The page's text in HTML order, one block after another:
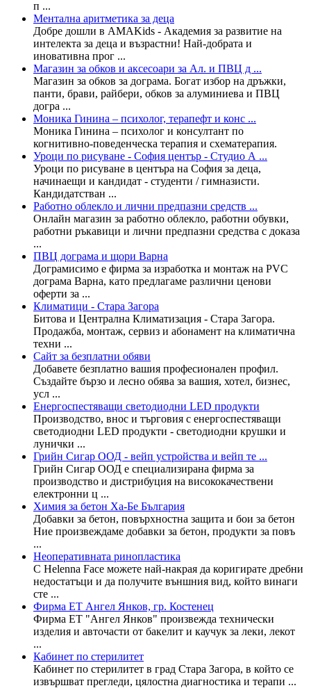
п ...
Mентална аритметика за деца
Добре дошли в AMAKids - Академия за развитие на
интелекта за деца и възрастни! Най-добрата и
иновативна прог ...
Магазин за обков и аксесоари за Ал. и ПВЦ д ...
Магазин за обков за дограма. Богат избор на дръжки,
панти, брави, райбери, обков за алуминиева и ПВЦ
догра ...
Моника Гинина – психолог, терапефт и конс ...
Моника Гинина – психолог и консултант по
когнитивно-поведенческа терапия и схематерапия.
Уроци по рисуване - София център - Студио А ...
Уроци по рисуване в центъра на София за деца,
начинаещи и кандидат - студенти / гимназисти.
Кандидатстван ...
Работно облекло и лични предпазни средств ...
Онлайн магазин за работно облекло, работни обувки,
работни ръкавици и лични предпазни средства с доказа
...
ПВЦ дограма и щори Варна
Дограмисимо е фирма за изработка и монтаж на PVC
дограма Варна, като предлагаме различни ценови
оферти за ...
Климатици - Стара Загора
Битова и Централна Климатизация - Стара Загора.
Продажба, монтаж, сервиз и абонамент на климатична
техни ...
Сайт за безплатни обяви
Добавете безплатно вашия професионален профил.
Създайте бързо и лесно обява за вашия, хотел, бизнес,
усл ...
Енергоспестяващи светодиодни LED продукти
Производство, внос и търговия с енергоспестяващи
светодиодни LED продукти - светодиодни крушки и
лунички ...
Грийн Сигар ООД - вейп устройства и вейп те ...
Грийн Сигар ООД е специализирана фирма за
производство и дистрибуция на висококачествени
електронни ц ...
Химия за бетон Ха-Бе България
Добавки за бетон, повърхностна защита и бои за бетон
Ние произвеждаме добавки за бетон, продукти за повъ
...
Неоперативната ринопластика
С Helenna Face можете най-накрая да коригирате дребни
недостатъци и да получите външния вид, който винаги
сте ...
Фирма ЕТ Ангел Янков, гр. Костенец
Фирма ЕТ "Ангел Янков" произвежда технически
изделия и авточасти от бакелит и каучук за леки, лекот
...
Кабинет по стерилитет
Кабинет по стерилитет в град Стара Загора, в който се
извършват прегледи, цялостна диагностика и терапи ...